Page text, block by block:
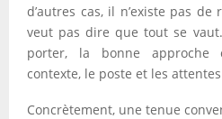
d’autres cas, il n’existe pas
veut pas dire que tout se
porter, la bonne approche
contexte, le poste et les
Concrètement, une tenue